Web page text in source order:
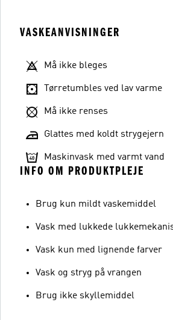
VASKEANVISNINGER
Må ikke bleges
Tørretumbles ved lav varme
Må ikke renses
Glattes med koldt strygejern
Maskinvask med varmt vand
INFO OM PRODUKTPLEJE
Brug kun mildt vaskemiddel
Vask med lukkede
Vask kun med lignende farver
Vask og stryg på vrangen
Brug ikke skyllemiddel